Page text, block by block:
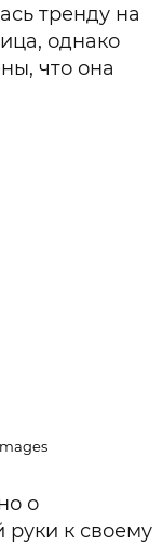
тренду на
однако
что она
о
руки к своему